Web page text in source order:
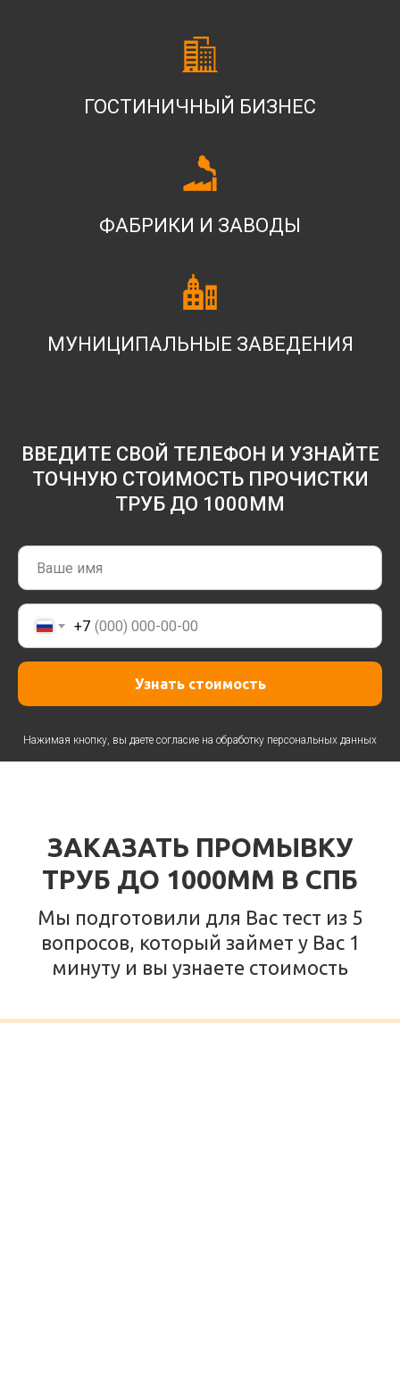
ГОСТИНИЧНЫЙ БИЗНЕС
ФАБРИКИ И ЗАВОДЫ
МУНИЦИПАЛЬНЫЕ ЗАВЕДЕНИЯ
ВВЕДИТЕ СВОЙ ТЕЛЕФОН И УЗНАЙТЕ
ТОЧНУЮ СТОИМОСТЬ ПРОЧИСТКИ
ТРУБ ДО 1000ММ
+7
Узнать стоимость
Нажимая кнопку, вы даете согласие на обработку персональных данных
ЗАКАЗАТЬ ПРОМЫВКУ
ТРУБ ДО 1000ММ В СПБ
Мы подготовили для Вас тест из 5
вопросов, который займет у Вас 1
минуту и вы узнаете стоимость